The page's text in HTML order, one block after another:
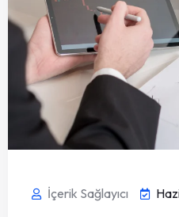
İçerik Sağlayıcı